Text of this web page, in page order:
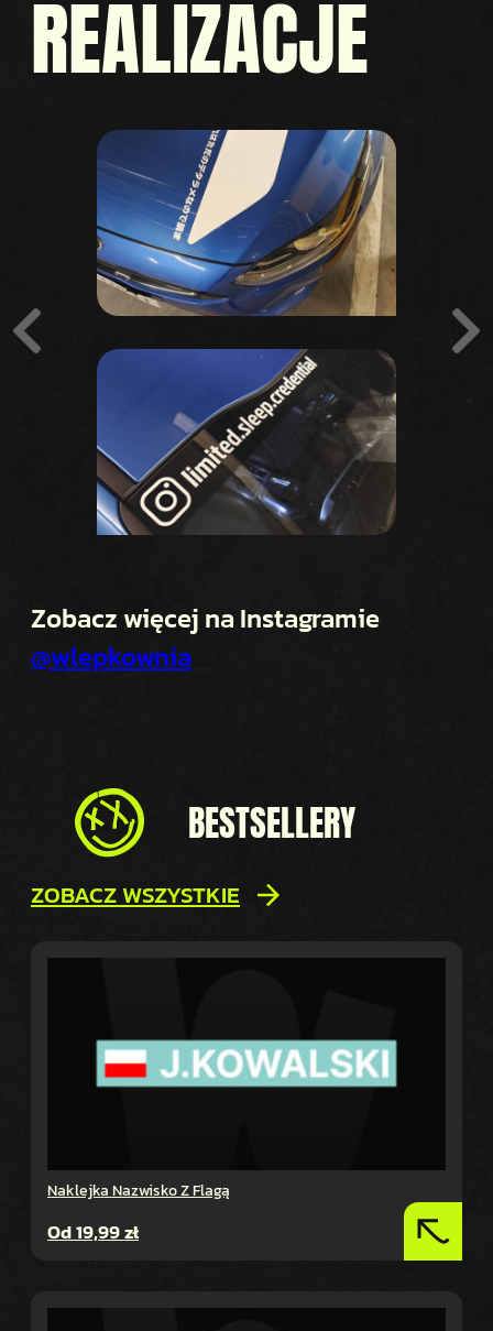
REALIZACJE
Zobacz więcej na Instagramie
@wlepkownia
BESTSELLERY
ZOBACZ WSZYSTKIE
Naklejka Nazwisko Z Flagą
Od19,99zł